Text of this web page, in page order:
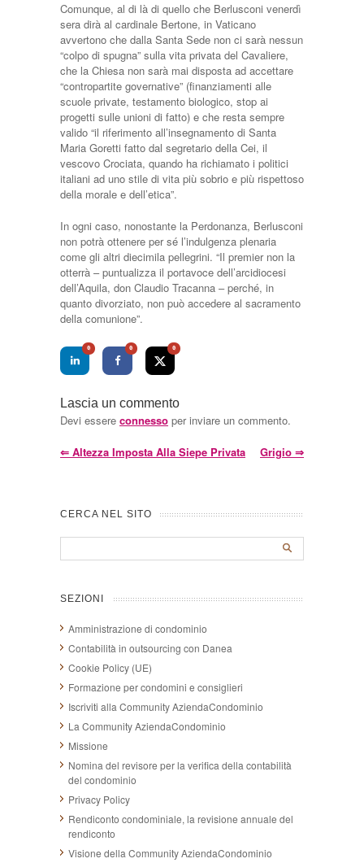
Comunque, al di là di quello che Berlusconi venerdì
sera dirà al cardinale Bertone, in Vaticano
avvertono che dalla Santa Sede non ci sarà nessun
“colpo di spugna” sulla vita privata del Cavaliere,
che la Chiesa non sarà mai disposta ad accettare
“contropartite governative” (finanziamenti alle
scuole private, testamento biologico, stop ai
progetti sulle unioni di fatto) e che resta sempre
valido “il riferimento all’insegnamento di Santa
Maria Goretti fatto dal segretario della Cei, il
vescovo Crociata, quando ha richiamato i politici
italiani ad uno stile di vita più sobrio e più rispettoso
della morale e dell’etica”.
In ogni caso, nonostante la Perdonanza, Berlusconi
non potrà ottenere per sé l’indulgenza plenaria
come gli altri diecimila pellegrini. “Il premier non la
otterrà – puntualizza il portavoce dell’arcidiocesi
dell’Aquila, don Claudio Tracanna – perché, in
quanto divorziato, non può accedere al sacramento
della comunione”.
0 0 0
Lascia un commento
Devi essere connesso per inviare un commento.
⇐ Altezza Imposta Alla Siepe Privata Grigio ⇒
CERCA NEL SITO
SEZIONI
Amministrazione di condominio
Contabilità in outsourcing con Danea
Cookie Policy (UE)
Formazione per condomini e consiglieri
Iscriviti alla Community AziendaCondominio
La Community AziendaCondominio
Missione
Nomina del revisore per la verifica della contabilità
del condominio
Privacy Policy
Rendiconto condominiale, la revisione annuale del
rendiconto
Visione della Community AziendaCondominio